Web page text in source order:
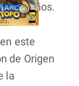
y 12 años.
este
de Origen
la